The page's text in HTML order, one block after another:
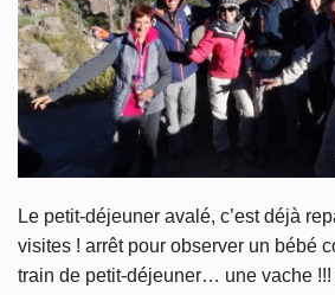
Le petit-déjeuner avalé, c’est déjà
visites ! arrêt pour observer un bébé
train de petit-déjeuner… une vache